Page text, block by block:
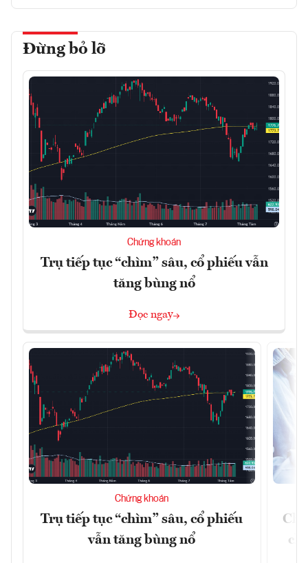
Đừng bỏ lỡ
Chứng khoán
Trụ tiếp tục “chìm” sâu, cổ phiếu vẫn
tăng bùng nổ
Đọc ngay
Chứng khoán
Trụ tiếp tục “chìm” sâu, cổ phiếu
vẫn tăng bùng nổ